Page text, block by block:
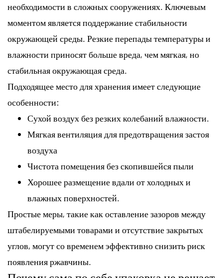
необходимости в сложных сооружениях. Ключевым
моментом является поддержание стабильности
окружающей среды. Резкие перепады температуры и
влажности приносят больше вреда, чем мягкая, но
стабильная окружающая среда.
Подходящее место для хранения имеет следующие
особенности:
Сухой воздух без резких колебаний влажности.
Мягкая вентиляция для предотвращения застоя
воздуха
Чистота помещения без скопившейся пыли
Хорошее размещение вдали от холодных и
влажных поверхностей.
Простые меры, такие как оставление зазоров между
штабелируемыми товарами и отсутствие закрытых
углов, могут со временем эффективно снизить риск
появления ржавчины.